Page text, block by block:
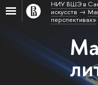
НИУ ВШЭ в
искусств
перспективах»